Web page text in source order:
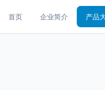
首页 企业简介 产品